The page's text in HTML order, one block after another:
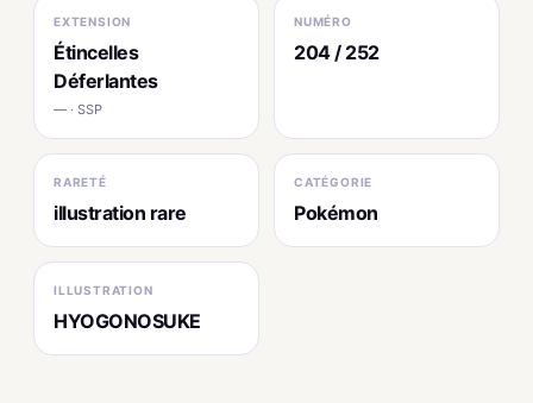
EXTENSION
Étincelles
Déferlantes
— · SSP
NUMÉRO
204 / 252
RARETÉ
illustration rare
CATÉGORIE
Pokémon
ILLUSTRATION
HYOGONOSUKE